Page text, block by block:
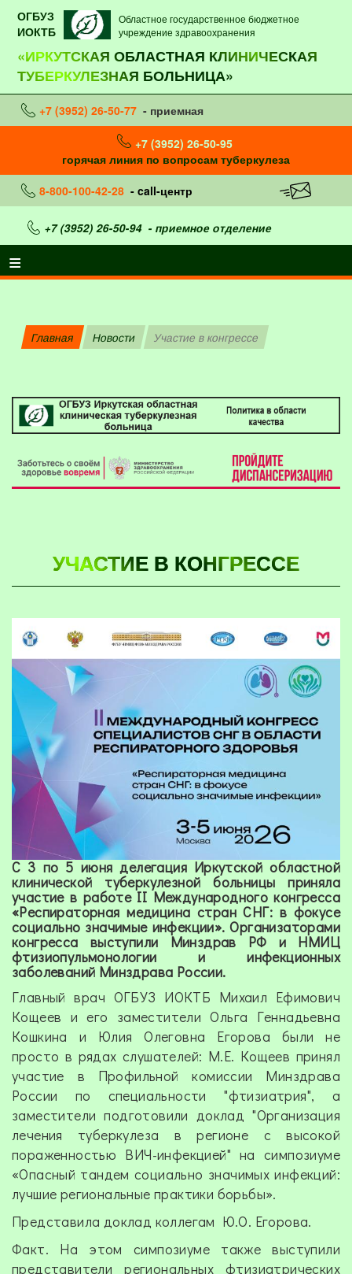
ОГБУЗ
ИОКТБ
Областное государственное бюджетное
учреждение здравоохранения
«ИРКУТСКАЯ ОБЛАСТНАЯ КЛИНИЧЕСКАЯ
ТУБЕРКУЛЕЗНАЯ БОЛЬНИЦА»
+7 (3952) 26-50-77 - приемная
+7 (3952) 26-50-95
горячая линия по вопросам туберкулеза
8-800-100-42-28 - call-центр
+7 (3952) 26-50-94- приемное отделение
Главная Новости Участие в конгрессе
УЧАСТИЕ В КОНГРЕССЕ
С 3 по 5 июня делегация Иркутской областной
клинической туберкулезной больницы приняла
участие в работе II Международного конгресса
«Респираторная медицина стран СНГ: в фокусе
социально значимые инфекции». Организаторами
конгресса выступили Минздрав РФ и НМИЦ
фтизиопульмонологии и инфекционных
заболеваний Минздрава России.
Главный врач ОГБУЗ ИОКТБ Михаил Ефимович
Кощеев и его заместители Ольга Геннадьевна
Кошкина и Юлия Олеговна Егорова были не
просто в рядах слушателей: М.Е. Кощеев принял
участие в Профильной комиссии Минздрава
России по специальности "фтизиатрия", а
заместители подготовили доклад "Организация
лечения туберкулеза в регионе с высокой
пораженностью ВИЧ-инфекцией" на симпозиуме
«Опасный тандем социально значимых инфекций:
лучшие региональные практики борьбы».
Представила доклад коллегам Ю.О. Егорова.
Факт. На этом симпозиуме также выступили
представители региональных фтизиатрических